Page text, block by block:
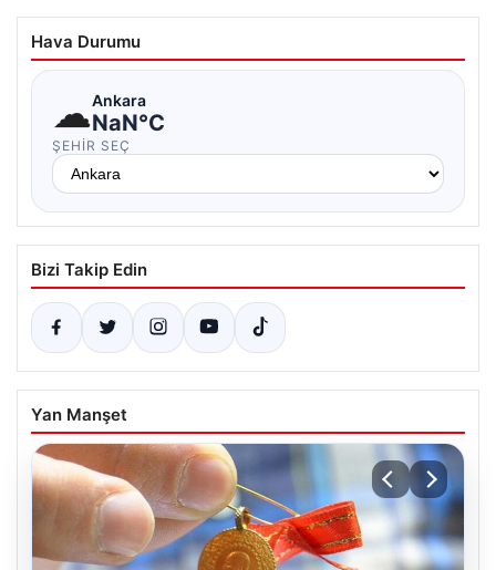
Hava Durumu
☁Ankara
NaN°C
ŞEHIR SEÇ
Bizi Takip Edin
Yan Manşet